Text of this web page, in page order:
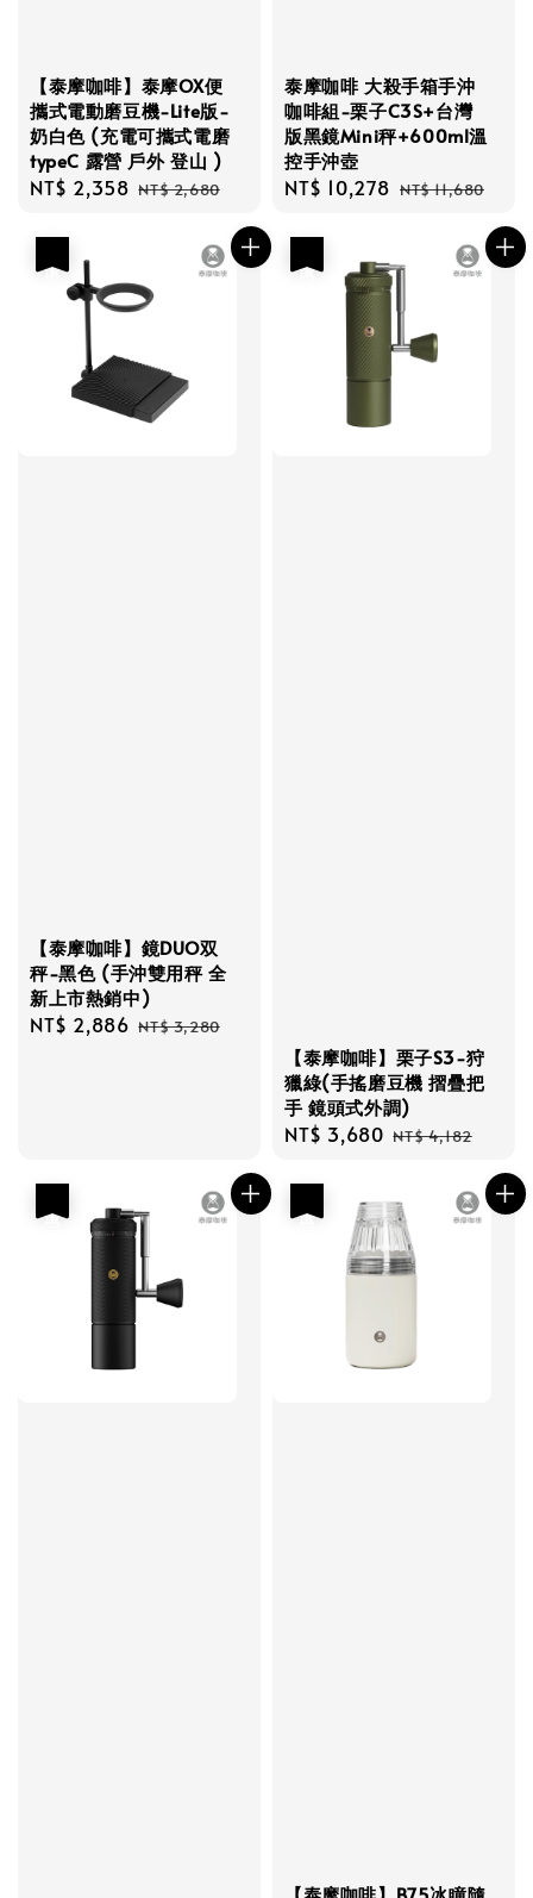
【泰摩咖啡】泰摩OX便
攜式電動磨豆機-Lite版-
奶白色 (充電可攜式電磨
typeC 露營 戶外 登山 )
Sale
NT$ 2,358 Regular
NT$ 2,680
泰摩咖啡 大殺手箱手沖
咖啡組-栗子C3S+台灣
版黑鏡Mini秤+600ml溫
控手沖壺
Sale
NT$ 10,278 Regular
NT$ 11,680
【泰摩咖啡】鏡DUO双
秤-黑色 (手沖雙用秤 全
新上市熱銷中)
Sale
NT$ 2,886 Regular
NT$ 3,280
【泰摩咖啡】栗子S3-狩
獵綠(手搖磨豆機 摺疊把
手 鏡頭式外調)
Sale
NT$ 3,680 Regular
NT$ 4,182